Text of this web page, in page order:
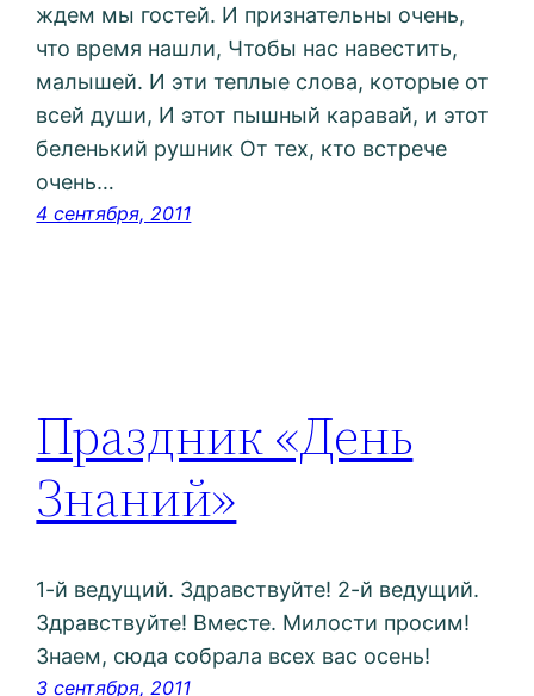
ждем мы гостей. И признательны очень,
что время нашли, Чтобы нас навестить,
малышей. И эти теплые слова, которые от
всей души, И этот пышный каравай, и этот
беленький рушник От тех, кто встрече
очень…
4 сентября, 2011
Праздник «День
Знаний»
1-й ведущий. Здравствуйте! 2-й ведущий.
Здравствуйте! Вместе. Милости просим!
Знаем, сюда собрала всех вас осень!
3 сентября, 2011